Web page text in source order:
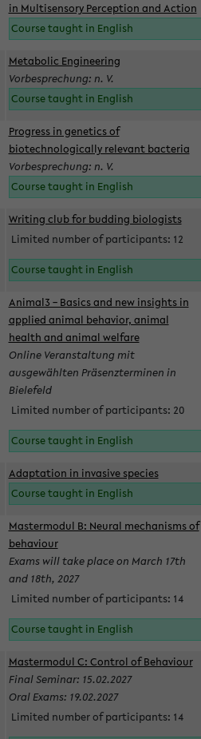
in Multisensory Perception and Action
Course taught in English
Metabolic Engineering
Vorbesprechung: n. V.
Course taught in English
Progress in genetics of
biotechnologically relevant bacteria
Vorbesprechung: n. V.
Course taught in English
Writing club for budding biologists
Limited number of participants: 12
Course taught in English
Animal3 – Basics and new insights in
applied animal behavior, animal
health and animal welfare
Online Veranstaltung mit
ausgewählten Präsenzterminen in
Bielefeld
Limited number of participants: 20
Course taught in English
Adaptation in invasive species
Course taught in English
Mastermodul B: Neural mechanisms of
behaviour
Exams will take place on March 17th
and 18th, 2027
Limited number of participants: 14
Course taught in English
Mastermodul C: Control of Behaviour
Final Seminar: 15.02.2027
Oral Exams: 19.02.2027
Limited number of participants: 14